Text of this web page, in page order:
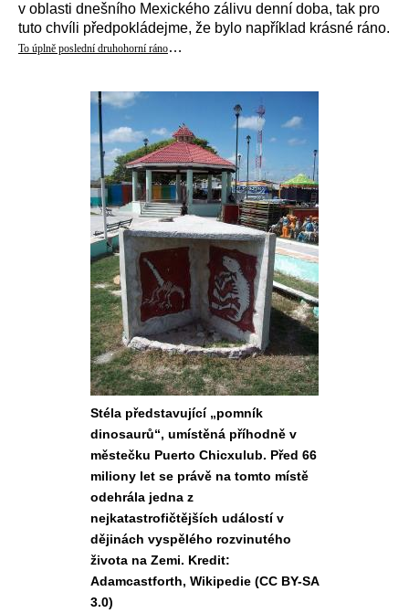
v oblasti dnešního Mexického zálivu denní doba, tak pro
tuto chvíli předpokládejme, že bylo například krásné ráno.
To úplně poslední druhohorní ráno…
Stéla představující „pomník
dinosaurů“, umístěná příhodně v
městečku Puerto Chicxulub. Před 66
miliony let se právě na tomto místě
odehrála jedna z
nejkatastrofičtějších událostí v
dějinách vyspělého rozvinutého
života na Zemi. Kredit:
Adamcastforth, Wikipedie (CC BY-SA
3.0)